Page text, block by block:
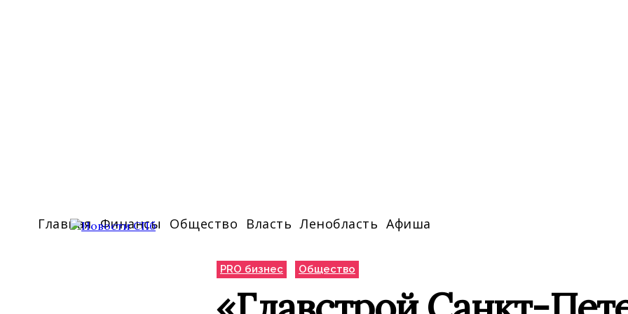
Главная Финансы Общество Власть Ленобласть Афиша
PRO бизнес Общество